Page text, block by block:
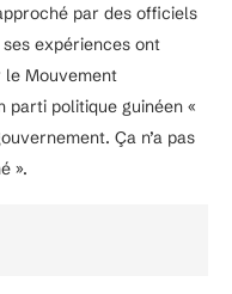
par des officiels
expériences ont
le Mouvement
parti politique guinéen «
Ça n’a pas
».